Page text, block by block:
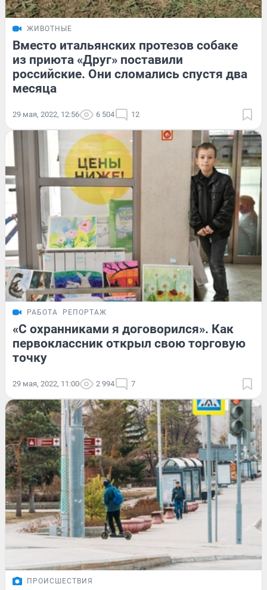
ЖИВОТНЫЕ
Вместо итальянских протезов собаке
из приюта «Друг» поставили
российские. Они сломались спустя два
месяца
29 мая, 2022, 12:56 6 504 12
РАБОТА РЕПОРТАЖ
«С охранниками я договорился». Как
первоклассник открыл свою торговую
точку
29 мая, 2022, 11:00 2 994 7
ПРОИСШЕСТВИЯ